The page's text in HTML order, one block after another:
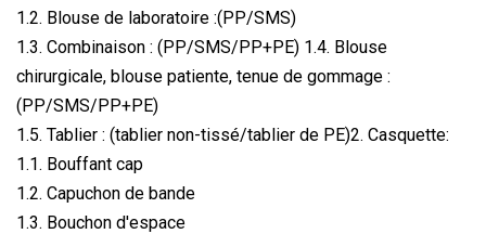
1.2. Blouse de laboratoire :(PP/SMS)
1.3. Combinaison : (PP/SMS/PP+PE) 1.4. Blouse
chirurgicale, blouse patiente, tenue de gommage :
(PP/SMS/PP+PE)
1.5. Tablier : (tablier non-tissé/tablier de PE)2. Casquette:
1.1. Bouffant cap
1.2. Capuchon de bande
1.3. Bouchon d'espace